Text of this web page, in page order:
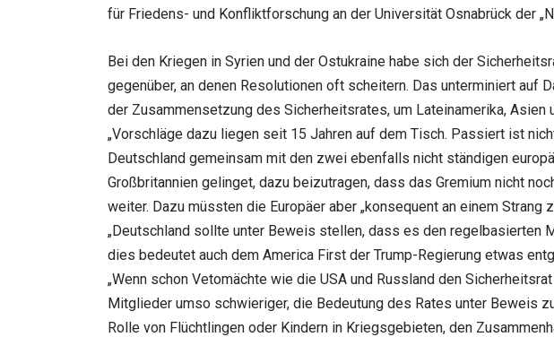
für Friedens- und Konfliktforschung an der Universität Osnabrück der
Bei den Kriegen in Syrien und der Ostukraine habe sich der
gegenüber, an denen Resolutionen oft scheitern. Das unterminiert auf
der Zusammensetzung des Sicherheitsrates, um Lateinamerika,
„Vorschläge dazu liegen seit 15 Jahren auf dem Tisch. Passiert ist
Deutschland gemeinsam mit den zwei ebenfalls nicht ständigen
Großbritannien gelinget, dazu beizutragen, dass das Gremium nicht
weiter. Dazu müssten die Europäer aber „konsequent an einem
„Deutschland sollte unter Beweis stellen, dass es den regelbasierten
dies bedeutet auch dem America First der Trump-Regierung etwas
„Wenn schon Vetomächte wie die USA und Russland den
Mitglieder umso schwieriger, die Bedeutung des Rates unter Beweis
Rolle von Flüchtlingen oder Kindern in Kriegsgebieten, den